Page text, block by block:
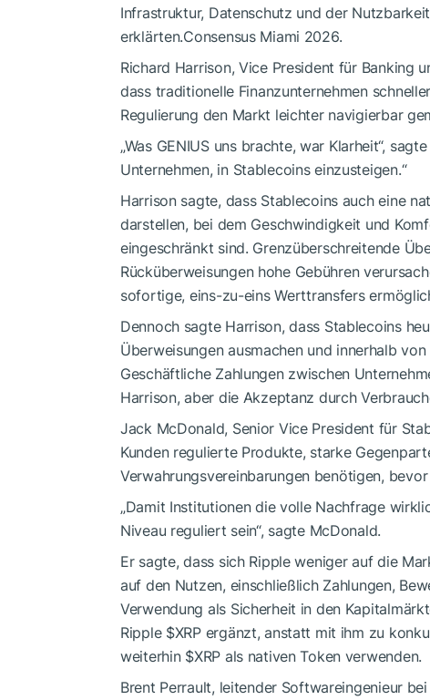
Infrastruktur, Datenschutz und der
erklärten.Consensus Miami 2026.
Richard Harrison, Vice President für Banking
dass traditionelle Finanzunternehmen
Regulierung den Markt leichter navigierbar
„Was GENIUS uns brachte, war Klarheit“,
Unternehmen, in Stablecoins einzusteigen.“
Harrison sagte, dass Stablecoins auch eine
darstellen, bei dem Geschwindigkeit und
eingeschränkt sind. Grenzüberschreitende
Rücküberweisungen hohe Gebühren
sofortige, eins-zu-eins Werttransfers
Dennoch sagte Harrison, dass Stablecoins
Überweisungen ausmachen und innerhalb
Geschäftliche Zahlungen zwischen
Harrison, aber die Akzeptanz durch
Jack McDonald, Senior Vice President für
Kunden regulierte Produkte, starke
Verwahrungsvereinbarungen benötigen,
„Damit Institutionen die volle Nachfrage
Niveau reguliert sein“, sagte McDonald.
Er sagte, dass sich Ripple weniger auf die
auf den Nutzen, einschließlich Zahlungen,
Verwendung als Sicherheit in den
Ripple $XRPergänzt, anstatt mit ihm zu
weiterhin $XRP als nativen Token verwenden.
Brent Perrault, leitender Softwareingenieur